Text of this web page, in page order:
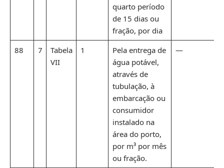
quarto período
de 15 dias ou
fração, por dia
88 7
Tabela
VII
1
Pela entrega de
água potável,
através de
tubulação, à
embarcação ou
consumidor
instalado na
área do porto,
por m³ por mês
ou fração.
—